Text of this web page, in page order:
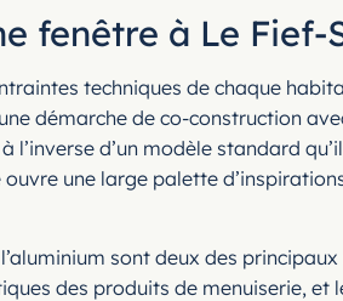
fenêtre à Le Fief-
techniques de chaque
démarche de co-construction
d’un modèle standard
une large palette
sont deux des
des produits de menuiserie,